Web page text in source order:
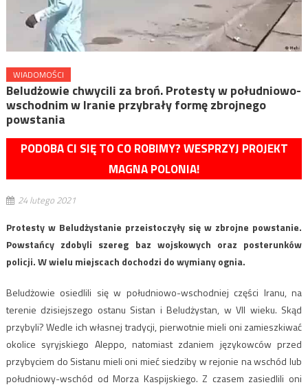
WIADOMOŚCI
Beludżowie chwycili za broń. Protesty w południowo-
wschodnim w Iranie przybrały formę zbrojnego
powstania
PODOBA CI SIĘ TO CO ROBIMY? WESPRZYJ PROJEKT
MAGNA POLONIA!
24 lutego 2021
Protesty w Beludżystanie przeistoczyły się w zbrojne powstanie.
Powstańcy zdobyli szereg baz wojskowych oraz posterunków
policji. W wielu miejscach dochodzi do wymiany ognia.
Beludżowie osiedlili się w południowo-wschodniej części Iranu, na
terenie dzisiejszego ostanu Sistan i Beludżystan, w VII wieku. Skąd
przybyli? Wedle ich własnej tradycji, pierwotnie mieli oni zamieszkiwać
okolice syryjskiego Aleppo, natomiast zdaniem językowców przed
przybyciem do Sistanu mieli oni mieć siedziby w rejonie na wschód lub
południowy-wschód od Morza Kaspijskiego. Z czasem zasiedlili oni